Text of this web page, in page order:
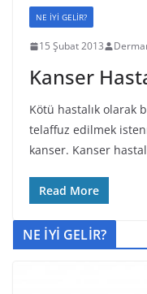
NE İYİ GELİR?
15 Şubat 2013
Kanser
Kötü hastalık olarak
telaffuz edilmek
kanser. Kanser
Read More
NE İYİ GELİR?